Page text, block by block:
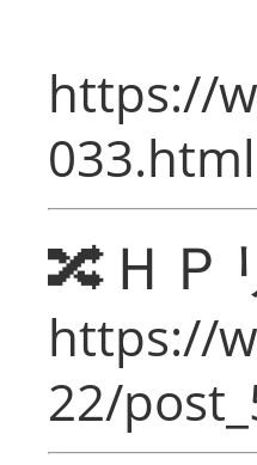
https://
033.html
🔀ＨＰ
https://
22/